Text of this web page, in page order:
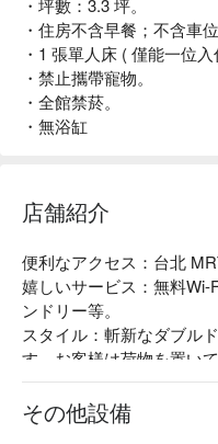
・坪數：3.3 坪。
・住房不含早餐；不含車位
・1 張單人床 ( 僅能一位入
・禁止攜帶寵物。
・全館禁菸。
・無浴缸
店舗紹介
便利なアクセス：台北
嬉しいサービス：無料Wi-
ンドリー等。
スタイル：斬新なダブル
す。お客様は荷物を置い
スルームに行くことがで
その他設備